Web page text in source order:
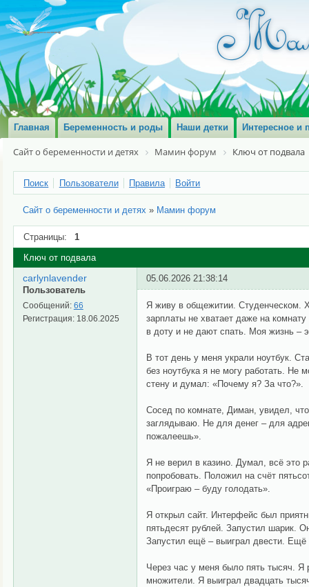
Главная Беременность и роды Наши детки Интересное и
Сайт о беременности и детях Мамин форум Ключ от подвала
Поиск Пользователи Правила Войти
Сайт о беременности и детях » Мамин форум
Страницы: 1
Ключ от подвала
carlynlavender
Пользователь
Сообщений: 66
Регистрация: 18.06.2025
05.06.2026 21:38:14
Я живу в общежитии. Студенческом.
зарплаты не хватает даже на
в доту и не дают спать. Моя жизнь –
В тот день у меня украли ноутбук.
без ноутбука я не могу работать. Не
стену и думал: «Почему я? За что?».
Сосед по комнате, Диман, увидел,
заглядываю. Не для денег – для
пожалеешь».
Я не верил в казино. Думал, всё это
попробовать. Положил на счёт
«Проиграю – буду голодать».
Я открыл сайт. Интерфейс был
пятьдесят рублей. Запустил шарик.
Запустил ещё – выиграл двести. Ещё
Через час у меня было пять тысяч. Я
множители. Я выиграл двадцать